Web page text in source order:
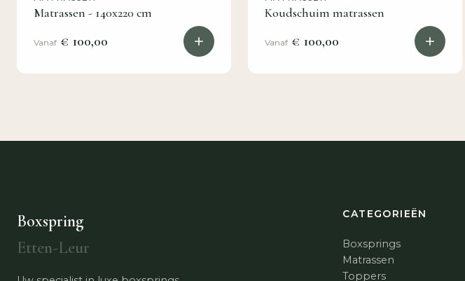
Matrassen - 140x220 cm
Vanaf € 100,00
Koudschuim matrassen
Vanaf € 100,00
Boxspring
Etten-Leur
CATEGORIEËN
Boxsprings
Matrassen
Toppers